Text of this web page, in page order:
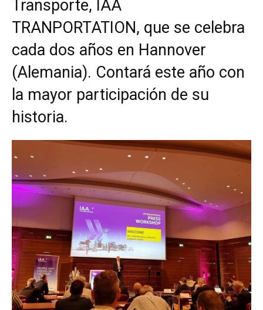
Transporte, IAA
TRANPORTATION, que se celebra
cada dos años en Hannover
(Alemania). Contará este año con
la mayor participación de su
historia.